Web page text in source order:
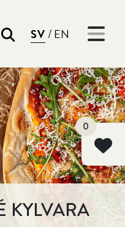
0
SV/EN
KYLVARA